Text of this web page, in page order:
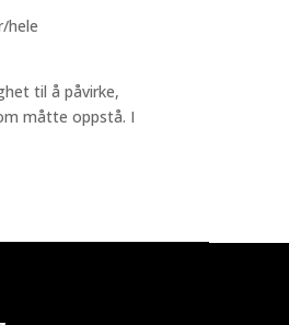
hele
til å påvirke,
måtte oppstå. I